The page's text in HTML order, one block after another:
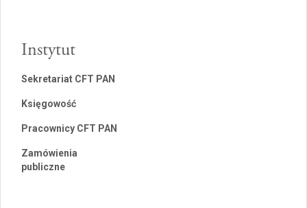
Instytut
Sekretariat CFT PAN
Księgowość
Pracownicy CFT PAN
Zamówienia
publiczne